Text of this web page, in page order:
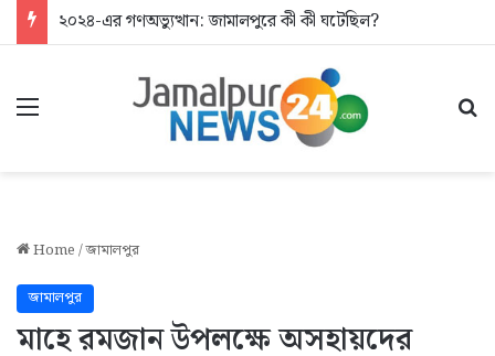
২০২৪-এর গণঅভ্যুত্থান: জামালপুরে কী কী ঘটেছিল?
Menu
Home/জামালপুর
জামালপুর
মাহে রমজান উপলক্ষে অসহায়দের